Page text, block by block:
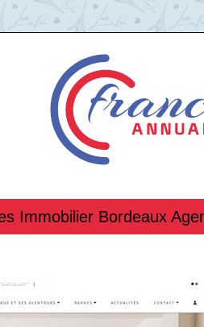
Immobilier Bordeaux